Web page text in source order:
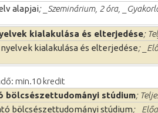
alapjai; _Szeminárium, 2 óra,
kialakulása és elterjedése;
kialakulása és elterjedése;
min.10 kredit
bölcsészettudományi stúdium;
bölcsészettudományi stúdium;